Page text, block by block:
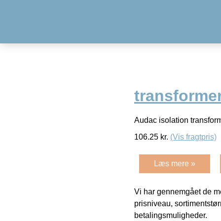
Audac isolation
106.25 kr. (Vis fragtpris)
Læs mere »
Vi har gennemgået de
prisniveau,
betalingsmuligheder.